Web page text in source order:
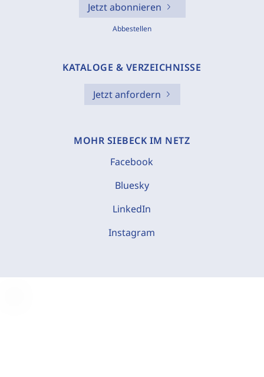
Jetzt abonnieren
Abbestellen
KATALOGE & VERZEICHNISSE
Jetzt anfordern
MOHR SIEBECK IM NETZ
Facebook
Bluesky
LinkedIn
Instagram